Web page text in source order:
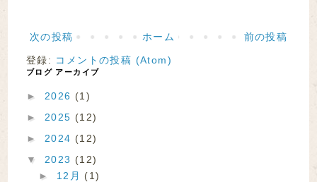
次の投稿 前の投稿
ホーム
登録: コメントの投稿 (Atom)
ブログ アーカイブ
► 2026 (1)
► 2025 (12)
► 2024 (12)
▼ 2023 (12)
► 12月 (1)